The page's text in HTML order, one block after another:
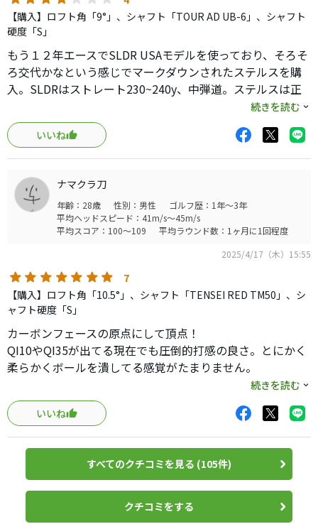
【購入】ロフト角「9°」、シャフト「TOUR AD UB-6」、シャフト
硬度「S」
もう１２年エースでSLDR USAモデルを使っており、そろそ
ろ交代かなという感じでマークダウンされたステルスを購
入。SLDRはストレート230~240y、中弾道。ステルスは正
ノーマルだとブーメランの様に曲がる笑 1年以上、シャフト
入れ替えたり色々やりましたが効果なく最終的にはSLDRと
同じバランスD4に鉛で調整、推定10g貼り何とかストレー
トが多く出るようになりましたが、かなりヘビーなドライ
バーになりました。飛距離は推定SLDR+10y、ただ曲がると
大きいので、どうすればエースになるか、頭抱えてます。
続きを読む
いいね
ナマクラ刀
年齢：28歳 性別：男性
ゴルフ歴：1年～3年
平均ヘッドスピード：41m/s～45m/s
平均スコア：100～109
平均ラウンド数：1ヶ月に1回程度
2025/4/17（木）15:55
7
【購入】ロフト角「10.5°」、シャフト「TENSEI RED TM50」、シ
ャフト硬度「S」
カーボンフェースの原点にして頂点！
QI10やQI35が出てる現在でも圧倒的打感の良さ。とにかく
柔らかくボールを潰してる感覚がたまりません。
当初は尖り過ぎやボールが全然上がらないとウワサされて
いましたがそんな事はなく、むしろボールは上がりやすい
しドローもフェードのどちらも打てる操作性があります。
これより良いドライバーは無いのではないか、買い替えは
当分無しと思わせてくれるほど素敵なドライバーです。
ただシャフト選びはとても苦戦しそうで、まずボールが上
がりづらくなる印象があります。
続きを読む
いいね
すべてのクチコミを見る (105件)
クチコミをする